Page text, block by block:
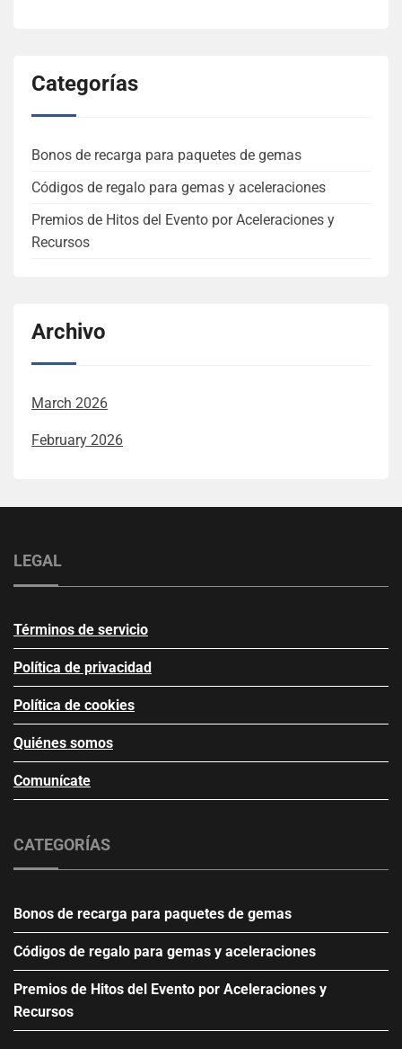
Categorías
Bonos de recarga para paquetes de gemas
Códigos de regalo para gemas y aceleraciones
Premios de Hitos del Evento por Aceleraciones y
Recursos
Archivo
March 2026
February 2026
LEGAL
Términos de servicio
Política de privacidad
Política de cookies
Quiénes somos
Comunícate
CATEGORÍAS
Bonos de recarga para paquetes de gemas
Códigos de regalo para gemas y aceleraciones
Premios de Hitos del Evento por Aceleraciones y
Recursos